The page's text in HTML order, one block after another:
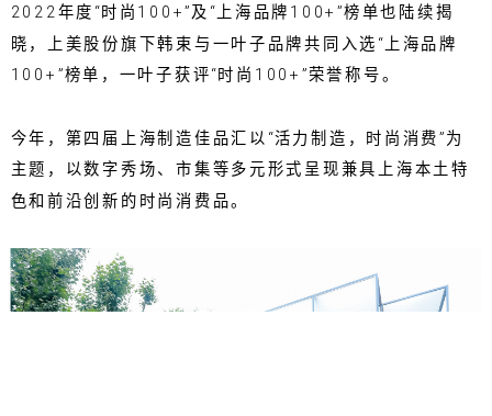
2022年度“时尚100+”及“上海品牌100+”榜单也陆续揭
晓，上美股份旗下韩束与一叶子品牌共同入选“上海品牌
100+”榜单，一叶子获评“时尚100+”荣誉称号。
今年，第四届上海制造佳品汇以“活力制造，时尚消费”为
主题，以数字秀场、市集等多元形式呈现兼具上海本土特
色和前沿创新的时尚消费品。